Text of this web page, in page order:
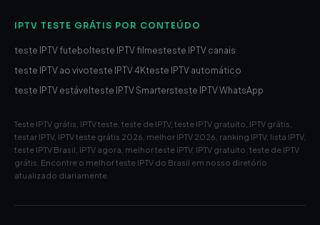
IPTV TESTE GRÁTIS POR CONTEÚDO
teste IPTV futebol teste IPTV filmesteste IPTV canais
teste IPTV ao vivoteste IPTV 4Kteste IPTV automático
teste IPTV estável teste IPTV Smartersteste IPTV WhatsApp
Teste IPTV grátis, IPTV teste, teste de IPTV, teste IPTV gratuito, IPTV grátis,
testar IPTV, IPTV teste grátis 2026, melhor IPTV 2026, ranking IPTV, lista IPTV,
teste IPTV Brasil, IPTV agora, melhor teste IPTV, IPTV gratuito, teste de IPTV
grátis. Encontre o melhor teste IPTV do Brasil em nosso diretório
atualizado diariamente.